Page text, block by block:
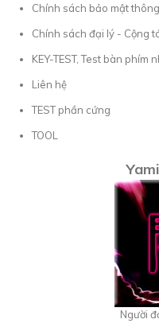
Chính sách bảo mật
Chính sách đại lý - Cộng
KEY-TEST, Test bàn phím
Liên hệ
TEST phần cứng
TOOL
Người